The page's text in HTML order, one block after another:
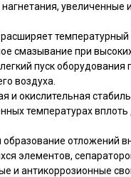
увеличенные
смазывание при
пуск оборудования
воздуха.
и окислительная
температурах вплоть
отложений
элементов,
и антикоррозионные